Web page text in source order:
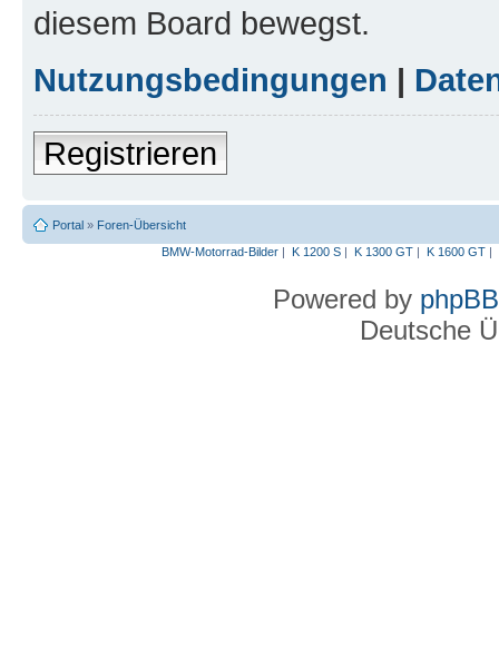
diesem Board bewegst.
Nutzungsbedingungen |
Registrieren
Portal » Foren-Übersicht
BMW-Motorrad-Bilder| K 1200 S| K 1300 GT| K 1600 GT|
Powered by phpBB
Deutsche